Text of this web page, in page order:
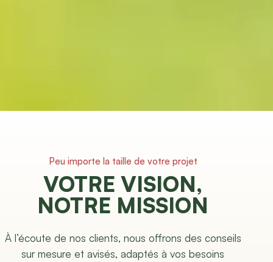
Peu importe la taille de votre projet
VOTRE VISION,
NOTRE MISSION
À l’écoute de nos clients, nous offrons des conseils
sur mesure et avisés, adaptés à vos besoins